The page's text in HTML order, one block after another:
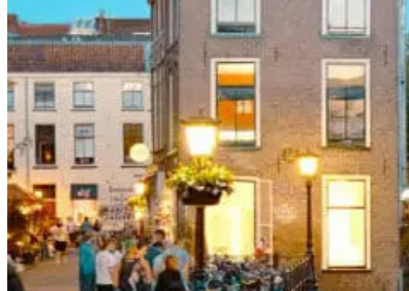
Kwaliteit & service
Werkgebied
Onze garantie
Klant werft klant